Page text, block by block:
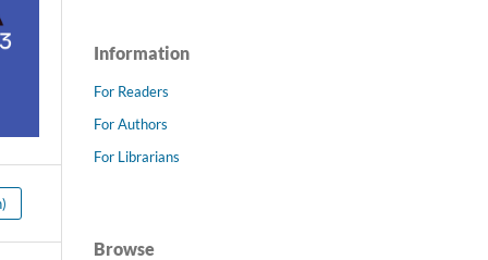
Information
For Readers
For Authors
For Librarians
Browse